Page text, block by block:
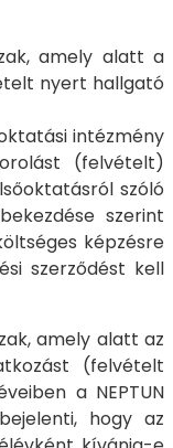
amely alatt a
nyert hallgató
intézmény
(felvételt)
szóló
szerint
képzésre
szerződést kell
amely alatt az
(felvételt
a NEPTUN
hogy az